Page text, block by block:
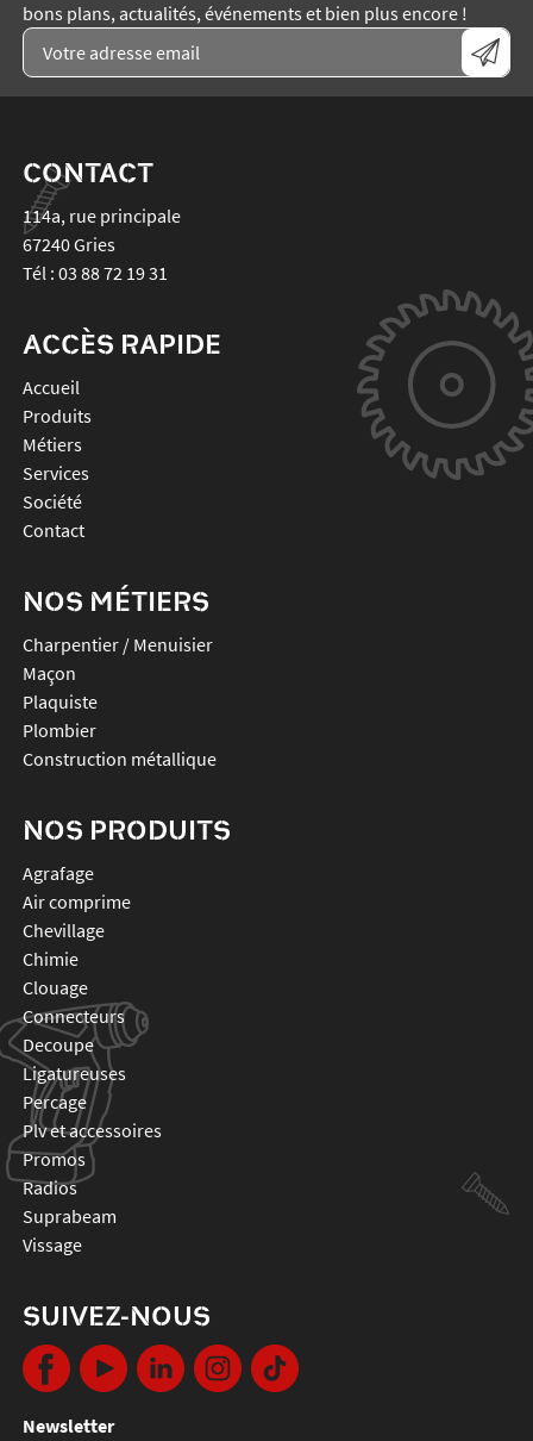
bons plans, actualités, événements et bien plus encore !
CONTACT
114a, rue principale
67240Gries
Tél : 03 88 72 19 31
ACCÈS RAPIDE
Accueil
Produits
Métiers
Services
Société
Contact
NOS MÉTIERS
Charpentier / Menuisier
Maçon
Plaquiste
Plombier
Construction métallique
NOS PRODUITS
agrafage
air comprime
chevillage
chimie
clouage
connecteurs
decoupe
ligatureuses
percage
plv et accessoires
promos
radios
suprabeam
vissage
SUIVEZ-NOUS
Newsletter